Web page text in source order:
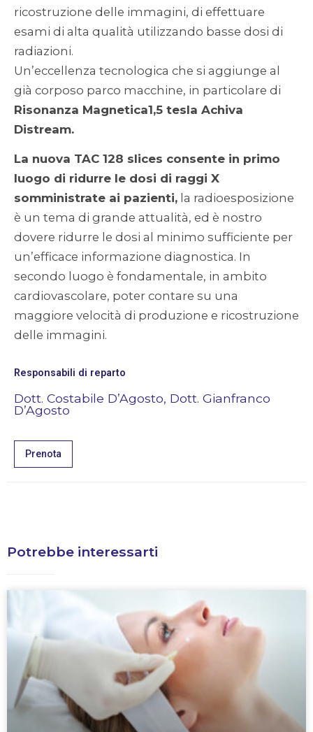
ricostruzione delle immagini, di effettuare
esami di alta qualità utilizzando basse dosi di
radiazioni.
Un’eccellenza tecnologica che si aggiunge al
già corposo parco macchine, in particolare di
Risonanza Magnetica1,5 tesla Achiva
Distream.
La nuova TAC 128 slices consente in primo
luogo di ridurre le dosi di raggi X
somministrate ai pazienti, la radioesposizione
è un tema di grande attualità, ed è nostro
dovere ridurre le dosi al minimo sufficiente per
un’efficace informazione diagnostica. In
secondo luogo è fondamentale, in ambito
cardiovascolare, poter contare su una
maggiore velocità di produzione e ricostruzione
delle immagini.
Responsabili di reparto
Dott. Costabile D’Agosto, Dott. Gianfranco
D’Agosto
Prenota
Potrebbe interessarti